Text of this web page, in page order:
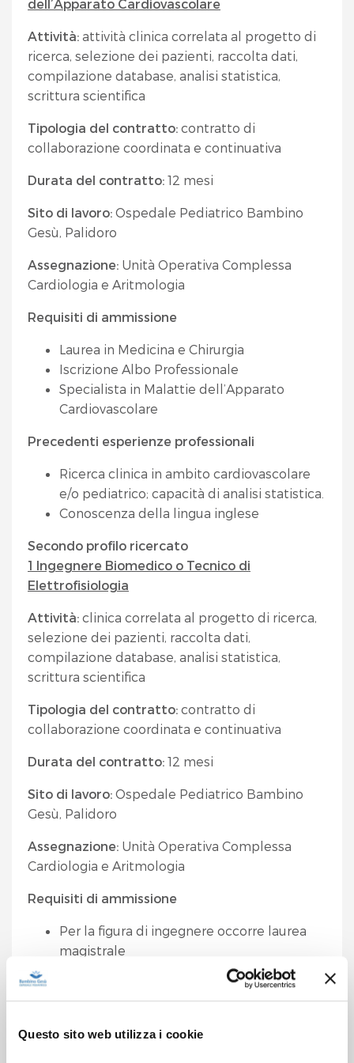
Questo sito web utilizza i cookie
dell’Apparato Cardiovascolare
Attività: attività clinica correlata al progetto di
ricerca, selezione dei pazienti, raccolta dati,
compilazione database, analisi statistica,
scrittura scientifica
Tipologia del contratto: contratto di
collaborazione coordinata e continuativa
Durata del contratto: 12 mesi
Sito di lavoro: Ospedale Pediatrico Bambino
Gesù, Palidoro
Assegnazione: Unità Operativa Complessa
Cardiologia e Aritmologia
Requisiti di ammissione
Laurea in Medicina e Chirurgia
Iscrizione Albo Professionale
Specialista in Malattie dell’Apparato
Cardiovascolare
Precedenti esperienze professionali
Ricerca clinica in ambito cardiovascolare
e/o pediatrico; capacità di analisi statistica.
Conoscenza della lingua inglese
Secondo profilo ricercato
1 Ingegnere Biomedico o Tecnico di
Elettrofisiologia
Attività: clinica correlata al progetto di ricerca,
selezione dei pazienti, raccolta dati,
compilazione database, analisi statistica,
scrittura scientifica
Tipologia del contratto: contratto di
collaborazione coordinata e continuativa
Durata del contratto: 12 mesi
Sito di lavoro: Ospedale Pediatrico Bambino
Gesù, Palidoro
Assegnazione: Unità Operativa Complessa
Cardiologia e Aritmologia
Requisiti di ammissione
Per la figura di ingegnere occorre laurea
magistrale
Per la figura di tecnico la laurea triennale
e/o pediatrico; capacità di analisi statistica.